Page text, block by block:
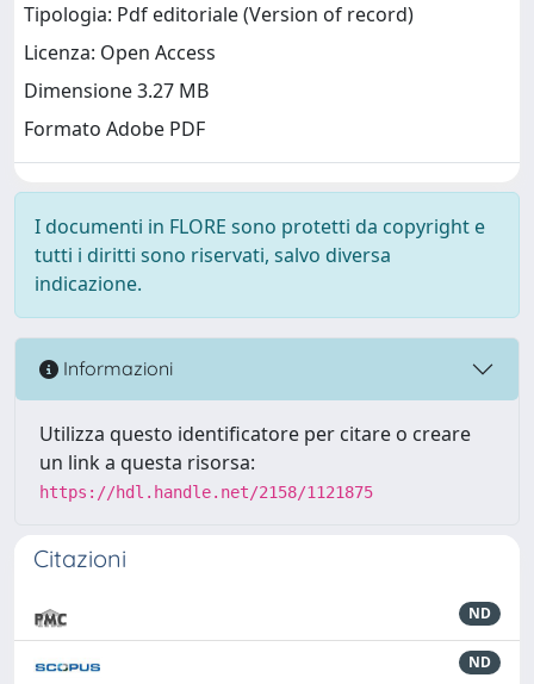
Tipologia: Pdf editoriale (Version of record)
Licenza: Open Access
Dimensione 3.27 MB
Formato Adobe PDF
I documenti in FLORE sono protetti da copyright e
tutti i diritti sono riservati, salvo diversa
indicazione.
Informazioni
Utilizza questo identificatore per citare o creare
un link a questa risorsa:
https://hdl.handle.net/2158/1121875
Citazioni
ND
ND